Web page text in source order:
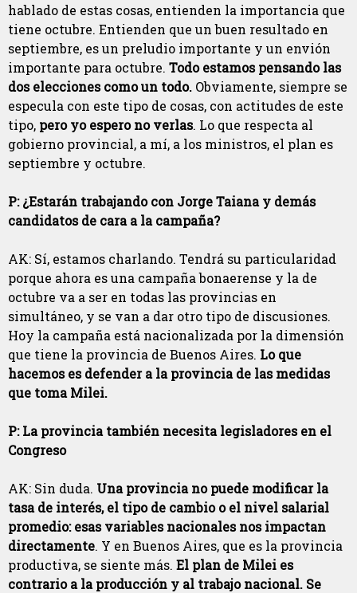
hablado de estas cosas, entienden la importancia que
tiene octubre. Entienden que un buen resultado en
septiembre, es un preludio importante y un envión
importante para octubre. Todo estamos pensando las
dos elecciones como un todo. Obviamente, siempre se
especula con este tipo de cosas, con actitudes de este
tipo, pero yo espero no verlas. Lo que respecta al
gobierno provincial, a mí, a los ministros, el plan es
septiembre y octubre.
P: ¿Estarán trabajando con Jorge Taiana y demás
candidatos de cara a la campaña?
AK: Sí, estamos charlando. Tendrá su particularidad
porque ahora es una campaña bonaerense y la de
octubre va a ser en todas las provincias en
simultáneo, y se van a dar otro tipo de discusiones.
Hoy la campaña está nacionalizada por la dimensión
que tiene la provincia de Buenos Aires. Lo que
hacemos es defender a la provincia de las medidas
que toma Milei.
P: La provincia también necesita legisladores en el
Congreso
AK: Sin duda. Una provincia no puede modificar la
tasa de interés, el tipo de cambio o el nivel salarial
promedio: esas variables nacionales nos impactan
directamente. Y en Buenos Aires, que es la provincia
productiva, se siente más. El plan de Milei es
contrario a la producción y al trabajo nacional. Se